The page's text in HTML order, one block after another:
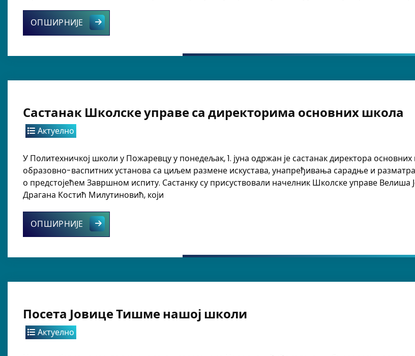
ОПШИРНИЈЕ Сарадња наше школе и компаније ХБИС Србија се наставља
Састанак Школске управе са директорима основних школа
Актуелно
У Политехничкој школи у Пожаревцу у понедељак, 1. јуна одржан је састанак директора
образовно-васпитних установа са циљем размене искустава, унапређивања сарадње и
о предстојећем Завршном испиту. Састанку су присуствовали начелник Школске управе
Драгана Костић Милутиновић, који
ОПШИРНИЈЕ Састанак Школске управе са директорима основних школа
Посета Јовице Тишме нашој школи
Актуелно